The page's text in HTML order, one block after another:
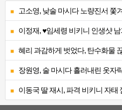
고소영, 낮술 마시다 노량진서 쫓
이정재, ♥임세령 비키니 인생샷
혜리 과감하게 벗었다, 탄수화물
장원영, 술 마시다 흘러내린 옷자
이동국 딸 재시, 파격 비키니 자